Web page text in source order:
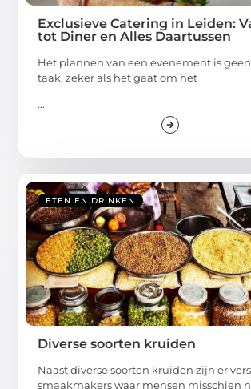
Exclusieve Catering in Leiden:
tot Diner en Alles Daartussen
Het plannen van een evenement is
taak, zeker als het gaat om het
...
ETEN EN DRINKEN
Diverse soorten kruiden
Naast diverse soorten kruiden zijn er
smaakmakers waar mensen misschien